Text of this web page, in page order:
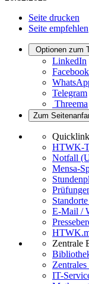
Seite drucken
Seite empfehlen
Optionen zum
LinkedIn
Facebook
Telegram
Threema
Zum
HTWK-
Notfall
Mensa-
E-Mail /
Zentrale
IT-